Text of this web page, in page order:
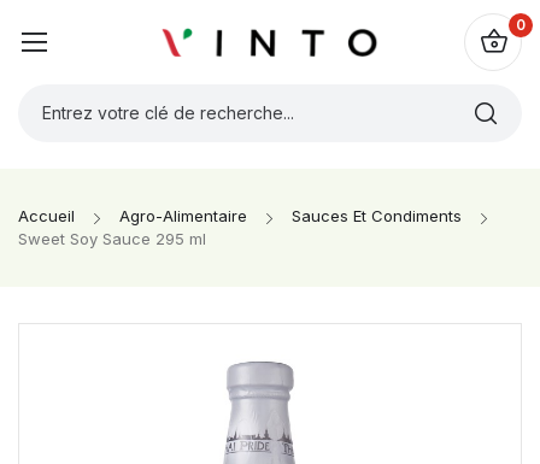
0
Accueil Agro-Alimentaire
Sauces Et Condiments
Sweet Soy Sauce 295 ml